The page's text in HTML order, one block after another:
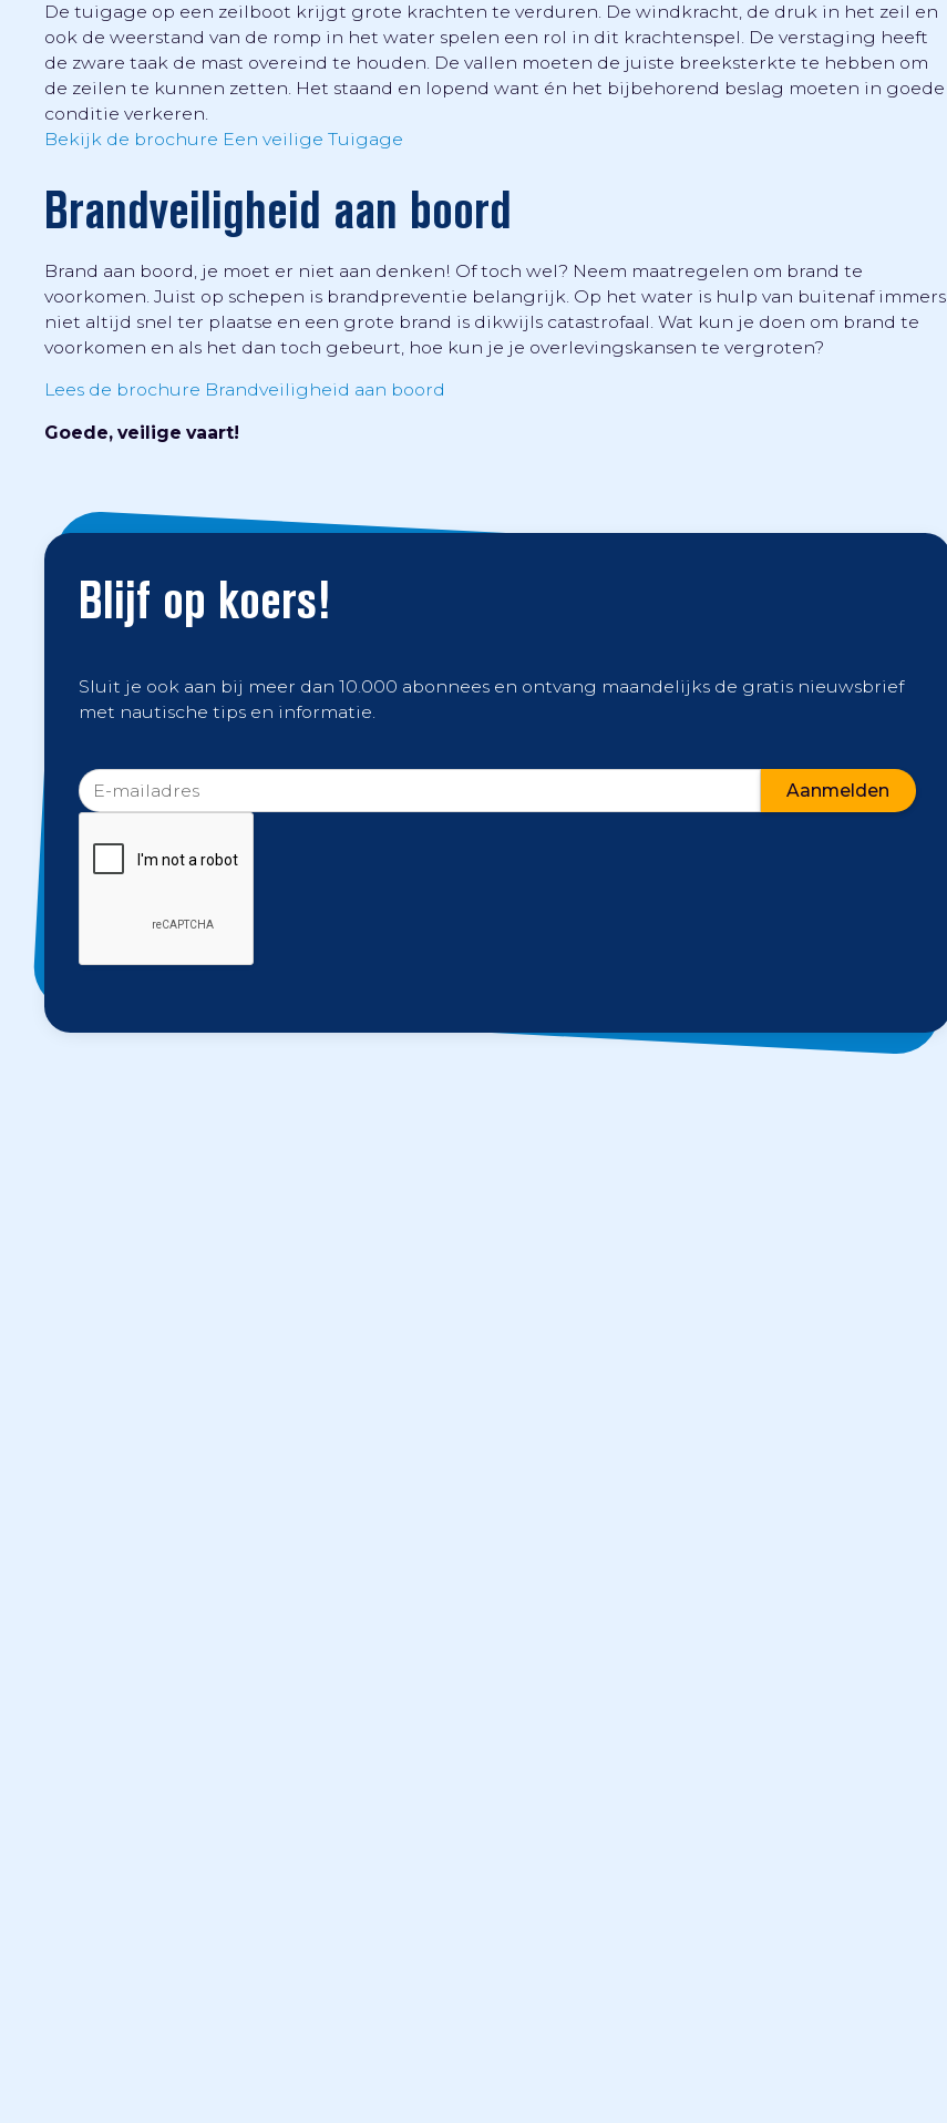
De tuigage op een zeilboot krijgt grote krachten te verduren. De windkracht, de druk in het zeil en
ook de weerstand van de romp in het water spelen een rol in dit krachtenspel. De verstaging heeft
de zware taak de mast overeind te houden. De vallen moeten de juiste breeksterkte te hebben om
de zeilen te kunnen zetten. Het staand en lopend want én het bijbehorend beslag moeten in goede
conditie verkeren.
Bekijk de brochure Een veilige Tuigage
Brandveiligheid aan boord
Brand aan boord, je moet er niet aan denken! Of toch wel? Neem maatregelen om brand te
voorkomen. Juist op schepen is brandpreventie belangrijk. Op het water is hulp van buitenaf immers
niet altijd snel ter plaatse en een grote brand is dikwijls catastrofaal. Wat kun je doen om brand te
voorkomen en als het dan toch gebeurt, hoe kun je je overlevingskansen te vergroten?
Lees de brochure Brandveiligheid aan boord
Goede, veilige vaart!
Blijf op koers!
Sluit je ook aan bij meer dan 10.000 abonnees en ontvang maandelijks de gratis nieuwsbrief
met nautische tips en informatie.